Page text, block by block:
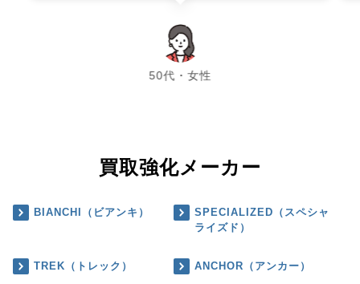
50代・女性
chevron_left chevron_right
買取強化メーカー
BIANCHI（ビアンキ）
SPECIALIZED（スペシャ
ライズド）
TREK（トレック） ANCHOR（アンカー）